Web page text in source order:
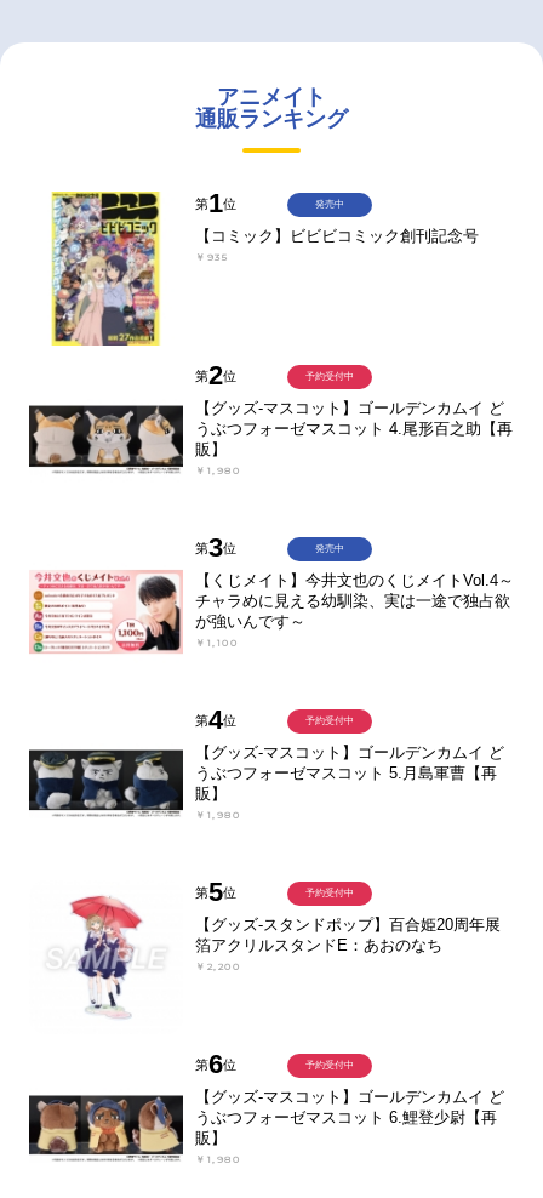
アニメイト
通販ランキング
第1位
【コミック】ビビビコミック創刊記念号
￥935
発売中
第2位
【グッズ-マスコット】ゴールデンカムイ ど
うぶつフォーゼマスコット 4.尾形百之助【再
販】
￥1,980
予約受付中
第3位
【くじメイト】今井文也のくじメイトVol.4～
チャラめに見える幼馴染、実は一途で独占欲
が強いんです～
￥1,100
発売中
第4位
【グッズ-マスコット】ゴールデンカムイ ど
うぶつフォーゼマスコット 5.月島軍曹【再
販】
￥1,980
予約受付中
第5位
【グッズ-スタンドポップ】百合姫20周年展
箔アクリルスタンドE：あおのなち
￥2,200
予約受付中
第6位
【グッズ-マスコット】ゴールデンカムイ ど
うぶつフォーゼマスコット 6.鯉登少尉【再
販】
￥1,980
予約受付中